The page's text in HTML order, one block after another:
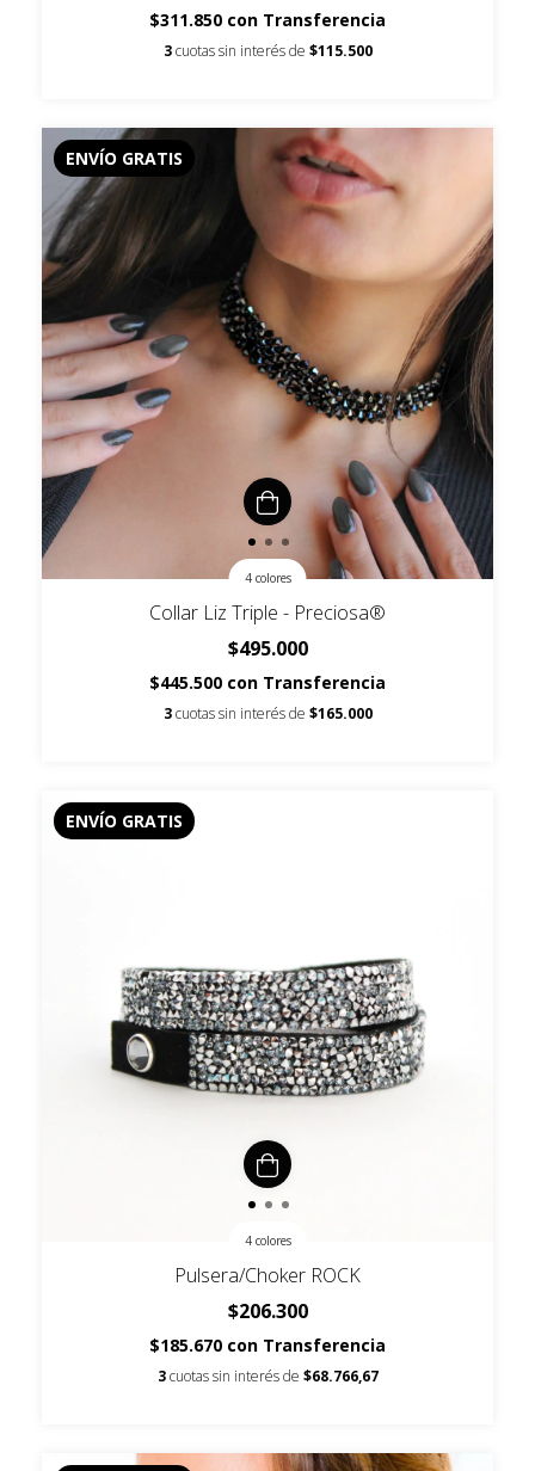
$311.850 con Transferencia
3 cuotas sin interés de $115.500
ENVÍO GRATIS
4 colores
Collar Liz Triple - Preciosa®
$495.000
$445.500 con Transferencia
3 cuotas sin interés de $165.000
ENVÍO GRATIS
4 colores
Pulsera/Choker ROCK
$206.300
$185.670 con Transferencia
3 cuotas sin interés de $68.766,67